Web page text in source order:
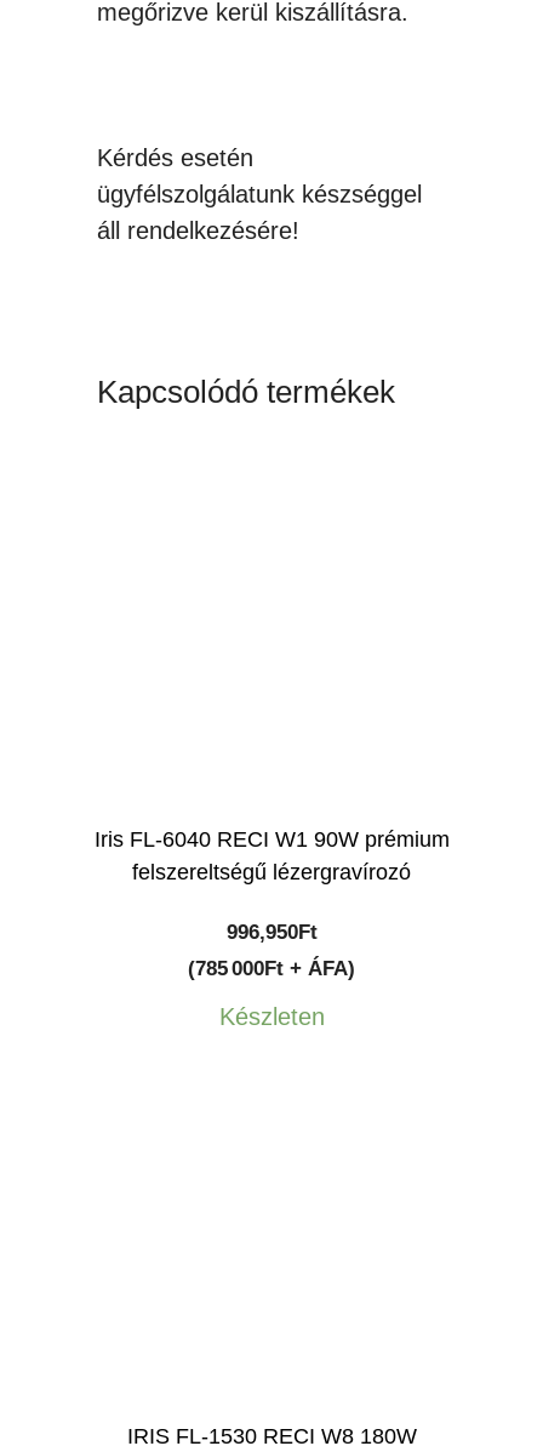
megőrizve kerül kiszállításra.
Kérdés esetén
ügyfélszolgálatunk készséggel
áll rendelkezésére!
Kapcsolódó termékek
Iris FL-6040 RECI W1 90W prémium
felszereltségű lézergravírozó
996,950Ft
(785 000Ft + ÁFA)
Készleten
IRIS FL-1530 RECI W8 180W